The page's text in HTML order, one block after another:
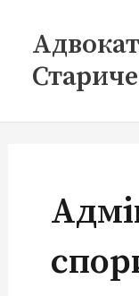
вмісту